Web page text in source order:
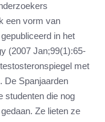
een vorm van
in het
(2007 Jan;99(1):65-
met
De Spanjaarden
studenten die nog
Ze lieten ze